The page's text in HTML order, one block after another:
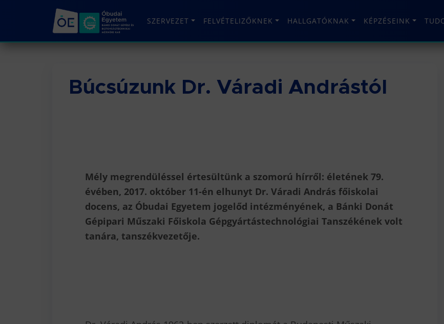
SZERVEZET FELVÉTELIZŐKNEK HALLGATÓKNAK KÉPZÉSEINK
Búcsúzunk Dr. Váradi Andrástól
Mély megrendüléssel értesültünk a szomorú hírről: életének 79.
évében, 2017. október 11-én elhunyt Dr. Váradi András főiskolai
docens, az Óbudai Egyetem jogelőd intézményének, a Bánki Donát
Gépipari Műszaki Főiskola Gépgyártástechnológiai Tanszékének volt
tanára, tanszékvezetője.